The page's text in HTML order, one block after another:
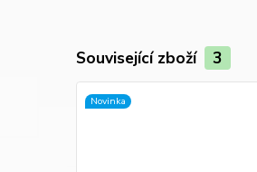
Související zboží 3
Novinka